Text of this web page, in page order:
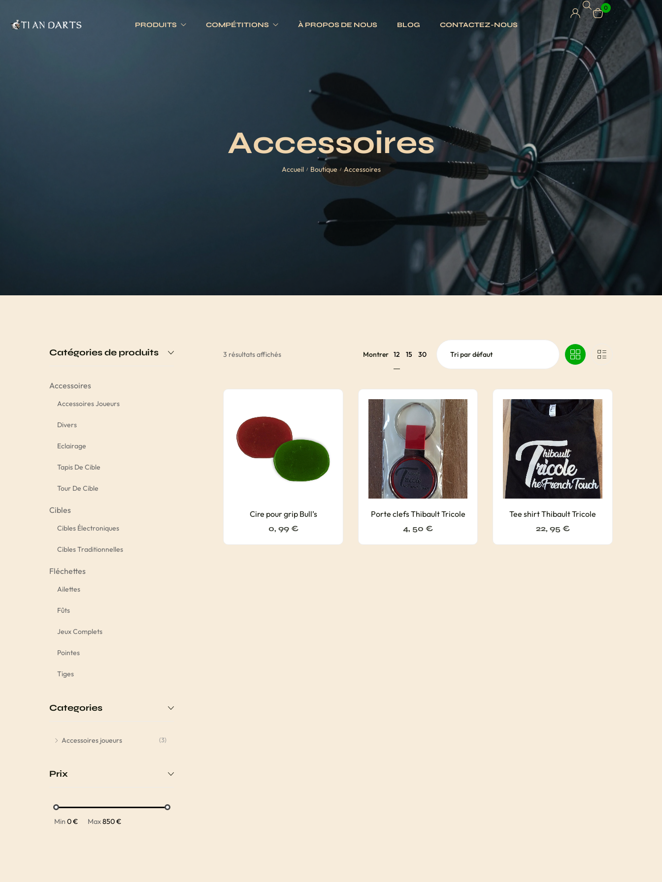
PRODUITS
Jeux complets
Pointes
Tiges
COMPÉTITIONS À PROPOS DE NOUS BLOG CONTACTEZ-NOUS
0
Accessoires
Accueil / Boutique / Accessoires
Catégories de produits
Accessoires
Accessoires Joueurs
Divers
Eclairage
Tapis De Cible
Tour De Cible
Cibles
Cibles Électroniques
Cibles Traditionnelles
Fléchettes
Ailettes
Fûts
Jeux Complets
Pointes
Tiges
Categories
Accessoires joueurs (3)
Prix
Min 0 € Max850 €
3 résultats affichés Montrer 12 15 30
Cire pour grip Bull’s
0, 99 €
Porte clefs Thibault Tricole
4, 50€
Tee shirt Thibault Tricole
22, 95 €